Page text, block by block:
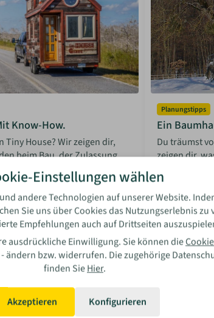
Know-How.
Tiny House? Wir zeigen dir,
beim Bau, der Zulassung
dich warten.
Mehr lesen
Planungstipps
Ein
Du träumst
zeigen dir,
08 Jun
Einstellungen wählen
andere Technologien auf unserer Website.
Sie uns über Cookies das Nutzungserlebnis zu
Empfehlungen auch auf Drittseiten
ausdrückliche Einwilligung. Sie können die
ändern bzw. widerrufen. Die zugehörige
finden SieHier.
Akzeptieren Konfigurieren